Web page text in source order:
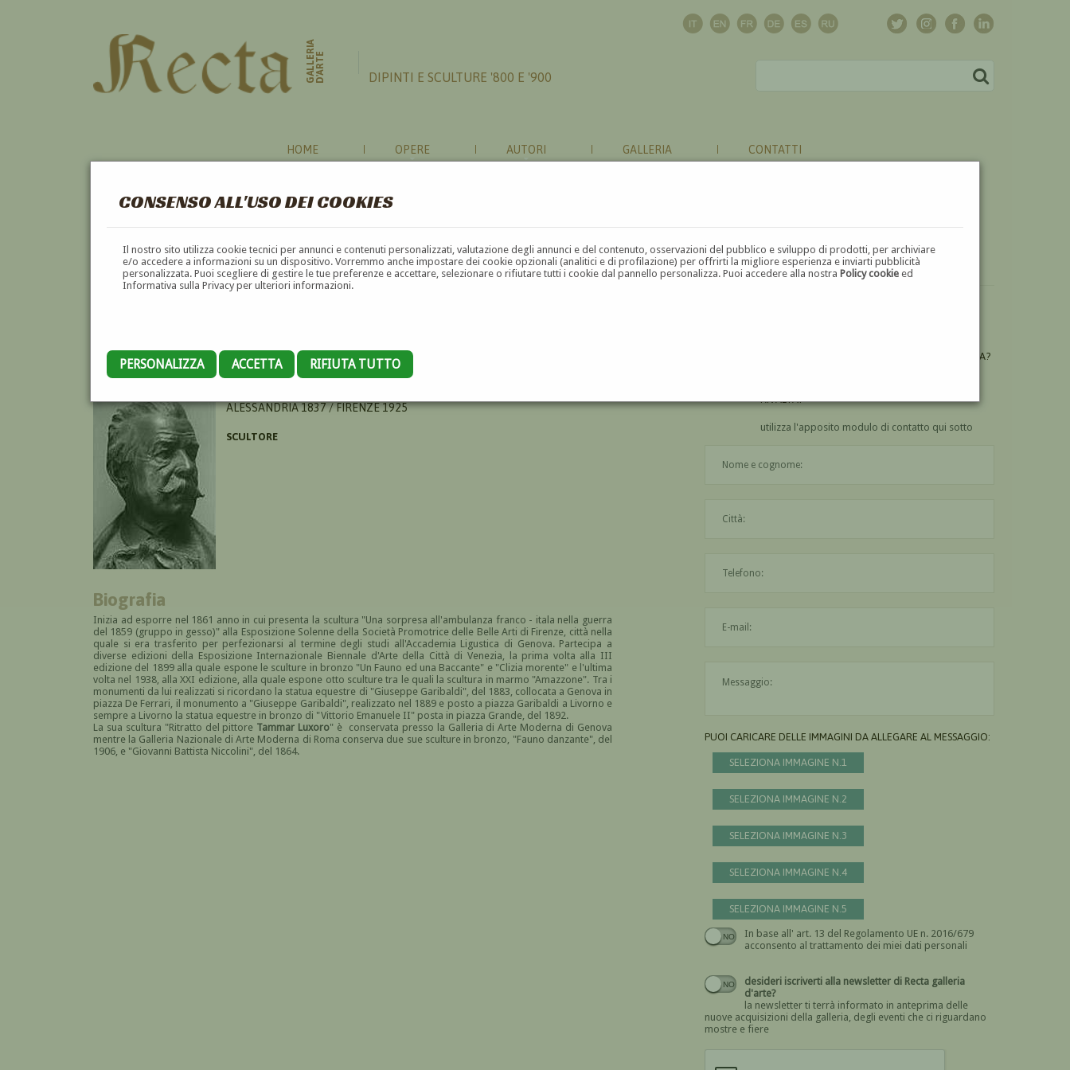
CONSENSO ALL'USO DEI COOKIES
Il nostro sito utilizza cookie tecnici per annunci e contenuti personalizzati, valutazione degli annunci e del contenuto, osservazioni del pubblico e sviluppo di prodotti, per archiviare
e/o accedere a informazioni su un dispositivo. Vorremmo anche impostare dei cookie opzionali (analitici e di profilazione) per offrirti la migliore esperienza e inviarti pubblicità
personalizzata. Puoi scegliere di gestire le tue preferenze e accettare, selezionare o rifiutare tutti i cookie dal pannello personalizza. Puoi accedere alla nostraPolicy cookie ed
Informativa sulla Privacy per ulteriori informazioni.
PERSONALIZZA ACCETTA RIFIUTA TUTTO
GALLERIAD'ARTE DIPINTI E SCULTURE '800 E '900
HOME OPERE AUTORI GALLERIA CONTATTI
AUGUSTO RIVALTA
ALESSANDRIA 1837 / FIRENZE 1925
SCULTORE
Biografia
Inizia ad esporre nel 1861 anno in cui presenta la scultura "Una sorpresa all'ambulanza franco - itala nella guerra
del 1859 (gruppo in gesso)" alla Esposizione Solenne della Società Promotrice delle Belle Arti di Firenze, città nella
quale si era trasferito per perfezionarsi al termine degli studi all'Accademia Ligustica di Genova. Partecipa a
diverse edizioni della Esposizione Internazionale Biennale d'Arte della Città di Venezia, la prima volta alla III
edizione del 1899 alla quale espone le sculture in bronzo "Un Fauno ed una Baccante" e "Clizia morente" e l'ultima
volta nel 1938, alla XXI edizione, alla quale espone otto sculture tra le quali la scultura in marmo "Amazzone". Tra i
monumenti da lui realizzati si ricordano la statua equestre di "Giuseppe Garibaldi", del 1883, collocata a Genova in
piazza De Ferrari, il monumento a "Giuseppe Garibaldi", realizzato nel 1889 e posto a piazza Garibaldi a Livorno e
sempre a Livorno la statua equestre in bronzo di "Vittorio Emanuele II" posta in piazza Grande, del 1892.
La sua scultura "Ritratto del pittore Tammar Luxoro" è conservata presso la Galleria di Arte Moderna di Genova
mentre la Galleria Nazionale di Arte Moderna di Roma conserva due sue sculture in bronzo, "Fauno danzante", del
1906, e "Giovanni Battista Niccolini", del 1864.
UN'OPERA DI AUGUSTO RIVALTA?
RIVALTA?
utilizza l'apposito modulo di contatto qui sotto
PUOI CARICARE DELLE IMMAGINI DA ALLEGARE AL MESSAGGIO:
SELEZIONA IMMAGINE N.1
SELEZIONA IMMAGINE N.2
SELEZIONA IMMAGINE N.3
SELEZIONA IMMAGINE N.4
SELEZIONA IMMAGINE N.5
In base all' art. 13 del Regolamento UE n. 2016/679
acconsento al trattamento dei miei dati personali
Devi dare il consenso
desideri iscriverti alla newsletter di Recta galleria
d'arte?
la newsletter ti terrà informato in anteprima delle
nuove acquisizioni della galleria, degli eventi che ci riguardano
mostre e fiere